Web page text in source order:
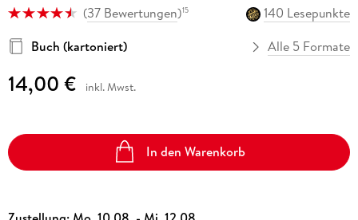
(37 Bewertungen)15
140 Lesepunkte
Buch (kartoniert)
Alle 5 Formate
14,00 € inkl. Mwst.
In den Warenkorb